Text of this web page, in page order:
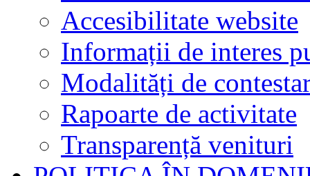
Accesibilitate website
Informații de interes
Modalități de
Rapoarte de activitate
Transparență venituri